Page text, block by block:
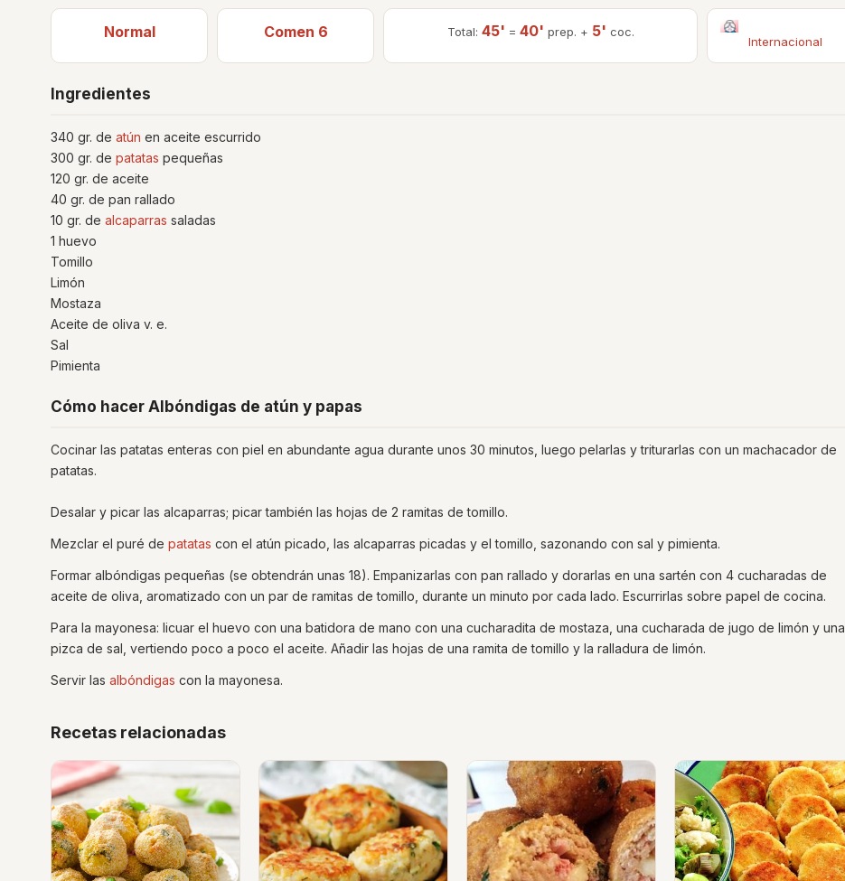
Normal Comen 6 Total: 45' = 40' prep. + 5' coc.
Internacional
Ingredientes
340 gr. de atún en aceite escurrido
300 gr. de patatas pequeñas
120 gr. de aceite
40 gr. de pan rallado
10 gr. de alcaparras saladas
1 huevo
Tomillo
Limón
Mostaza
Aceite de oliva v. e.
Sal
Pimienta
Cómo hacer Albóndigas de atún y papas
Cocinar las patatas enteras con piel en abundante agua durante unos 30 minutos, luego pelarlas y triturarlas con un machacador de
patatas.
Desalar y picar las alcaparras; picar también las hojas de 2 ramitas de tomillo.
Mezclar el puré de patatas con el atún picado, las alcaparras picadas y el tomillo, sazonando con sal y pimienta.
Formar albóndigas pequeñas (se obtendrán unas 18). Empanizarlas con pan rallado y dorarlas en una sartén con 4 cucharadas de
aceite de oliva, aromatizado con un par de ramitas de tomillo, durante un minuto por cada lado. Escurrirlas sobre papel de cocina.
Para la mayonesa: licuar el huevo con una batidora de mano con una cucharadita de mostaza, una cucharada de jugo de limón y una
pizca de sal, vertiendo poco a poco el aceite. Añadir las hojas de una ramita de tomillo y la ralladura de limón.
Servir las albóndigas con la mayonesa.
Recetas relacionadas